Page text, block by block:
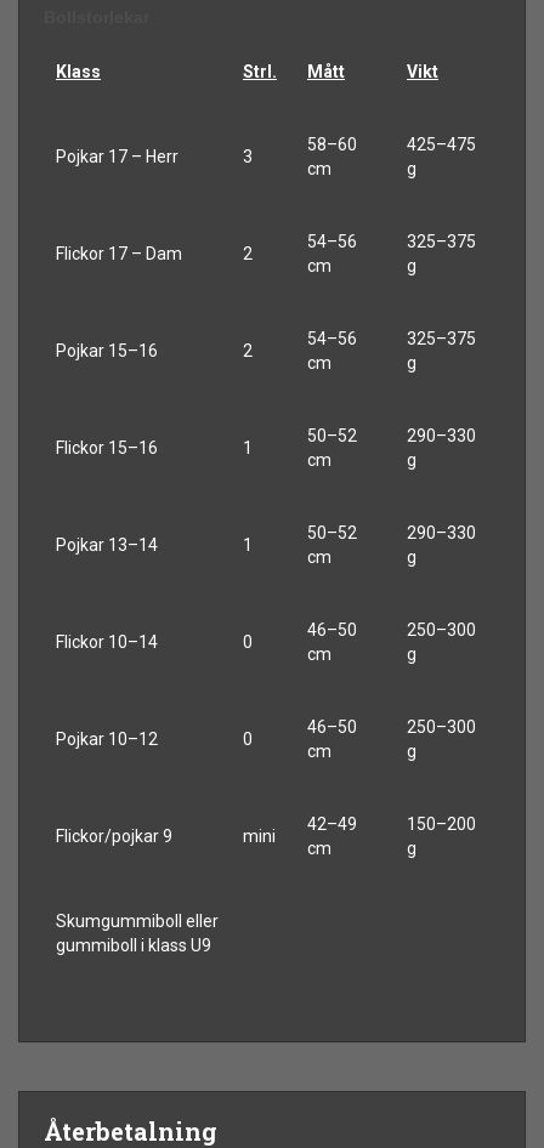
Klass Strl. Mått Vikt
Pojkar 17 – Herr 3
58–60
cm
425–475
g
Flickor 17 – Dam 2
54–56
cm
325–375
g
Pojkar 15–16 2
54–56
cm
325–375
g
Flickor 15–16 1
50–52
cm
290–330
g
Pojkar 13–14 1
50–52
cm
290–330
g
Flickor 10–14 0
46–50
cm
250–300
g
Pojkar 10–12 0
46–50
cm
250–300
g
Flickor/pojkar 9 mini
42–49
cm
150–200
g
Skumgummiboll eller
gummiboll i klass U9
Återbetalning